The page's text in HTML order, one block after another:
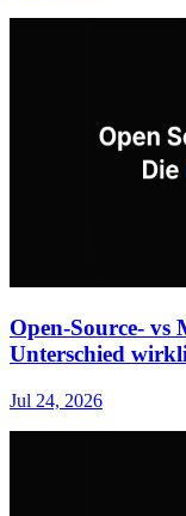
Open-Source- vs
Unterschied
Jul 24, 2026